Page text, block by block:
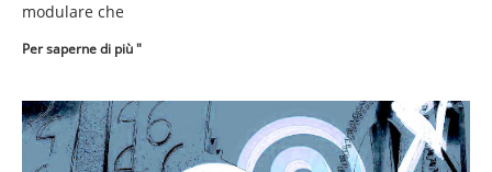
modulare che
Per saperne di più "